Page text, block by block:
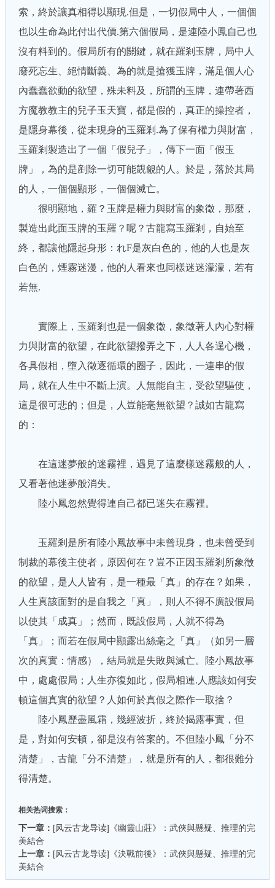
索，終於讓真相得以顯現.但是，一切假局中人，一個個
也以生命為此付出代價.第六個假局，是連陸小鳳自己也
沒有料到的。假局所有的關鍵，就在羅剎玉牌，局中人
廢死忘生、絕情斷義、為的就是搶獲玉牌，滿足個人心
內蠢蠢欲動的欲望，殊未料及，所謂的玉牌，連帶著西
方魔教教主的兒子玉天寶，都是假的，真正的操控者，
是隱身幕後，從未現身的玉羅剎.為了保有權力與財富，
玉羅剎製造出了一個「假兒子」，傳下一面「假玉
牌」，為的是剷除一切可能覬覦的人。於是，落於其局
的人，一個個顯形，一個個滅亡。
很明顯地，羅？玉牌是權力與財富的象徵，那麼，
製造出此面玉牌的玉羅？呢？古龍寫玉羅剎，自始至
終，都讓他隱起身形：れF是灰白色的，他的人也是灰
白色的，煙霧迷漫，他的人看來也同樣迷迷濛濛，若有
若無.
實際上，玉羅剎也是一個象徵，象徵著人內心對權
力與財富的欲望，在此欲望撥弄之下，人人各逞心機，
各具假相，墮入徵逐循環的圈子，因此，一連串的假
局，就在人生中不斷上演。人無能自主，受欲望驅使，
這是很可悲的；但是，人豈能毫無欲望？誠如古龍寫
的：
在這迷夢般的迷霧裡，遇見了這麼樣迷霧般的人，
又看著他迷夢般消失。
陸小鳳忽然覺得連自己都已迷失在霧裡。
玉羅剎是所有陸小鳳故事中未曾現身，也未曾受到
制裁的幕後主使者，原因何在？豈不正因玉羅剎所象徵
的欲望，是人人皆有，是一種最「真」的存在？如果，
人生真該面對的是自我之「真」，則人不得不廣設假局
以使其「成真」；然而，既設假局，人就不得為
「真」；而若在假局中顯露出絲毫之「真」（如另一層
次的真實：情感），結局就是失敗與滅亡。陸小鳳故事
中，處處假局；人生亦復如此，假局相連.人應該如何安
頓這個真實的欲望？人如何於真假之際作一取捨？
陸小鳳歷盡風霜，幾經波折，終於揭露事實，但
是，對如何安頓，卻是沒有答案的。不但陸小鳳「分不
清楚」，古龍「分不清楚」，就是所有的人，都很難分
得清楚。
相关热词搜索：
下一章： [风云古龙导读]《幽靈山莊》：武俠與懸疑、推理的完
美結合
上一章： [风云古龙导读]《決戰前後》：武俠與懸疑、推理的完
美結合